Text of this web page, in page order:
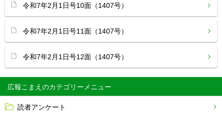
広報こまえ
読者アンケート
令和7年2月1日号10面（1407号）
令和7年2月1日号11面（1407号）
令和7年2月1日号12面（1407号）